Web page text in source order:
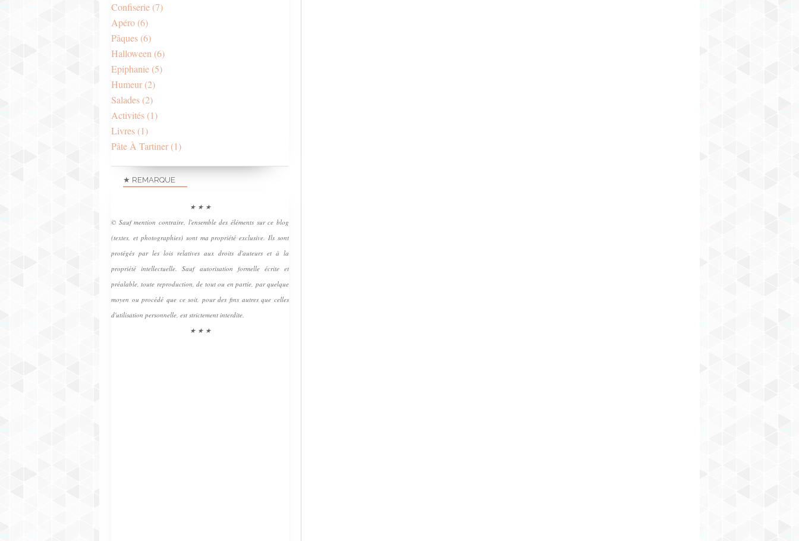
Confiserie (7)
Apéro (6)
Pâques (6)
Halloween (6)
Epiphanie (5)
Humeur (2)
Salades (2)
Activités (1)
Livres (1)
Pâte À Tartiner (1)
★ REMARQUE
★ ★ ★
© Sauf mention contraire, l'ensemble des éléments sur ce blog
(textes, et photographies) sont ma propriété exclusive. Ils sont
protégés par les lois relatives aux droits d'auteurs et à la
propriété intellectuelle. Sauf autorisation formelle écrite et
préalable, toute reproduction, de tout ou en partie, par quelque
moyen ou procédé que ce soit, pour des fins autres que celles
d'utilisation personnelle, est strictement interdite.
★ ★ ★